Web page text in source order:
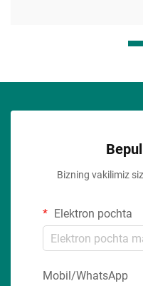
Bizning vakilimiz
Elektron pochta
Mobil/WhatsApp